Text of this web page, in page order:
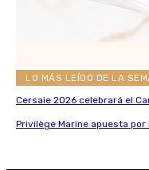
LO MÁS LEÍDO DE LA
Cersaie 2026 celebrará el
Privilège Marine apuesta